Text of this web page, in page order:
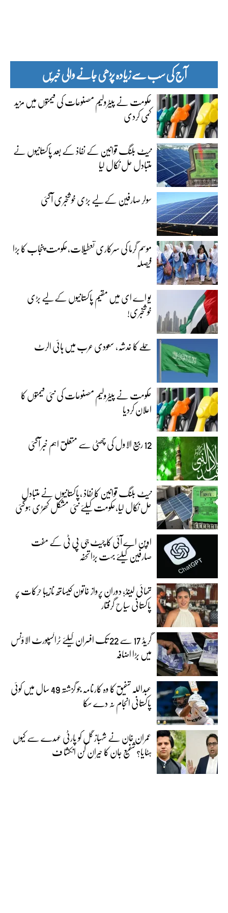
آج کی سب سے زیادہ پڑھی جانے والی خبریں
حکومت نے پیٹرولیم مصنوعات کی قیمتوں میں مزید
کمی کردی
نیٹ بلنگ قوانین کے نفاذ کے بعد پاکستانیوں نے
متبادل حل نکال لیا
سولر صارفین کے لیے بڑی خوشخبری آگئی
موسم گرما کی سرکاری تعطیلات،حکومت پنجاب کا بڑا
فیصلہ
یو اے ای میں مقیم پاکستانیوں کے لیے بڑی
خوشخبری!
حملے کا خدشہ، سعودی عرب میں ہائی الرٹ
حکومت نے پیٹرولیم مصنوعات کی نئی قیمتوں کا
اعلان کردیا
12 ربیع الاول کی چھٹی سے متعلق اہم خبر آگئی
نیٹ بلنگ قوانین کا نفاذ ،پاکستانیوں نے متبادل
حل نکال لیا،حکومت کیلئے نئی مشکل کھڑی ہوگئی
اوپن اے آئی کا چیٹ جی پی ٹی کے مفت
صارفین کیلئے بہت بڑا تحفہ
تھائی لینڈ؛ دورانِ پرواز خاتون کیساتھ نازیبا حرکات پر
پاکستانی سیاح گرفتار
گریڈ 17 سے 22 تک افسران کیلئے ٹرانسپورٹ الاؤنس
میں بڑا اضافہ
عبداللہ شفیق کا وہ کارنامہ جو گزشتہ 49 سال میں کوئی
پاکستانی انجام نہ دے سکا
عمران خان نے شہباز گل کو پارٹی عہدے سے کیوں
ہٹایا؟ شفیع جان کا حیران کن انکشا ف